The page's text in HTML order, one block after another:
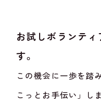
お試しボランテ
す。
この機会に一歩を踏
こっとお手伝い」し